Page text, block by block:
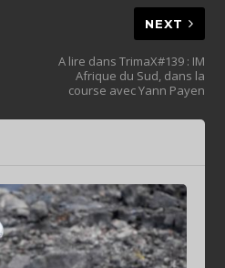
NEXT
A lire dans TrimaX#139 : IM
Afrique du Sud, dans la
course avec Yann Payen